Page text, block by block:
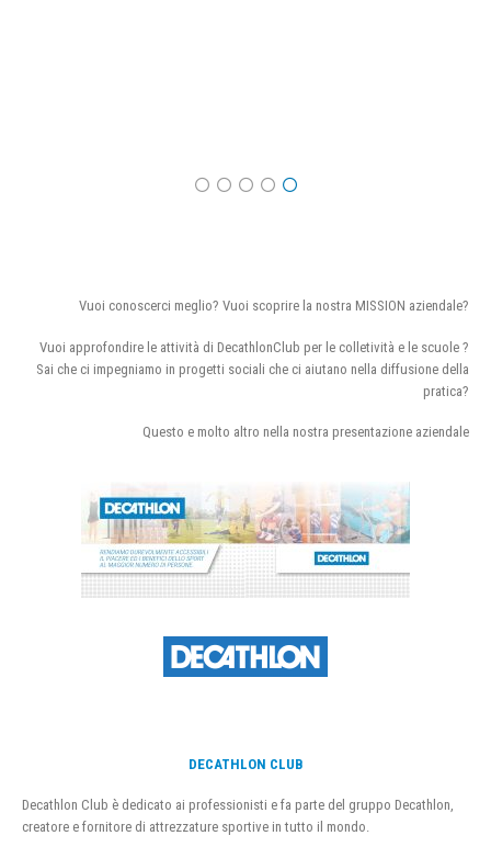
Vuoi conoscerci meglio? Vuoi scoprire la nostra MISSION aziendale?
Vuoi approfondire le attività di DecathlonClub per le colletività e le scuole ?
Sai che ci impegniamo in progetti sociali che ci aiutano nella diffusione della
pratica?
Questo e molto altro nella nostra presentazione aziendale
DECATHLON CLUB
Decathlon Club è dedicato ai professionisti e fa parte del gruppo Decathlon,
creatore e fornitore di attrezzature sportive in tutto il mondo.